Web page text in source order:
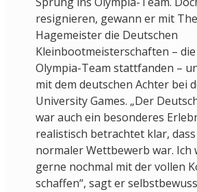
resignieren, gewann er mit
Hagemeister die Deutschen
Kleinbootmeisterschaften –
Olympia-Team stattfanden –
mit dem deutschen Achter bei
University Games. „Der
war auch ein besonderes
realistisch betrachtet klar,
normaler Wettbewerb war. Ich
gerne nochmal mit der vollen
schaffen“, sagt er